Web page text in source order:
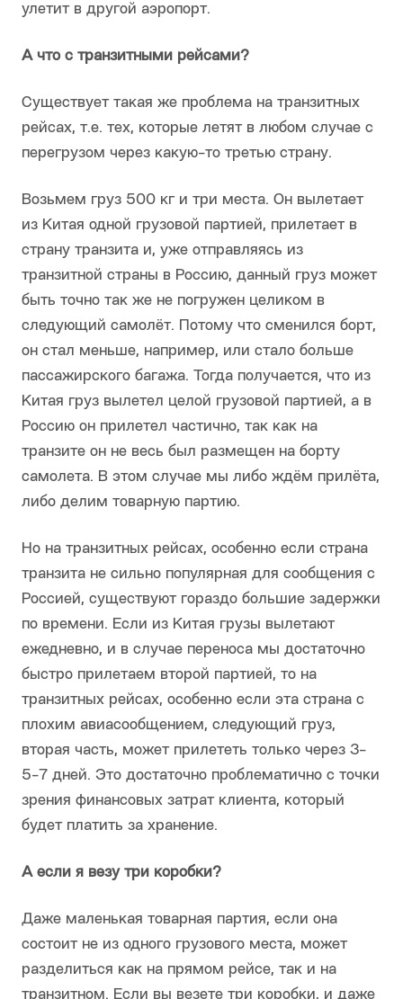
улетит в другой аэропорт.
А что с транзитными рейсами?
Существует такая же проблема на транзитных
рейсах, т.е. тех, которые летят в любом случае с
перегрузом через какую-то третью страну.
Возьмем груз 500 кг и три места. Он вылетает
из Китая одной грузовой партией, прилетает в
страну транзита и, уже отправляясь из
транзитной страны в Россию, данный груз может
быть точно так же не погружен целиком в
следующий самолёт. Потому что сменился борт,
он стал меньше, например, или стало больше
пассажирского багажа. Тогда получается, что из
Китая груз вылетел целой грузовой партией, а в
Россию он прилетел частично, так как на
транзите он не весь был размещен на борту
самолета. В этом случае мы либо ждём прилёта,
либо делим товарную партию.
Но на транзитных рейсах, особенно если страна
транзита не сильно популярная для сообщения с
Россией, существуют гораздо большие задержки
по времени. Если из Китая грузы вылетают
ежедневно, и в случае переноса мы достаточно
быстро прилетаем второй партией, то на
транзитных рейсах, особенно если эта страна с
плохим авиасообщением, следующий груз,
вторая часть, может прилететь только через 3-
5-7 дней. Это достаточно проблематично с точки
зрения финансовых затрат клиента, который
будет платить за хранение.
А если я везу три коробки?
Даже маленькая товарная партия, если она
состоит не из одного грузового места, может
разделиться как на прямом рейсе, так и на
транзитном. Если вы везете три коробки, и даже